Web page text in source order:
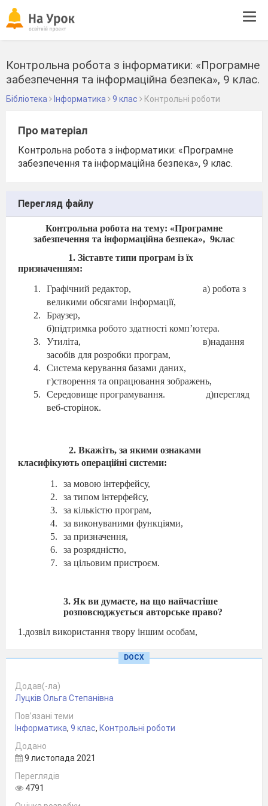
Контрольна робота з інформатики: «Програмне
забезпечення та інформаційна безпека», 9 клас.
Бібліотека Інформатика 9 клас Контрольні роботи
Про матеріал
Контрольна робота з інформатики: «Програмне
забезпечення та інформаційна безпека», 9 клас.
Перегляд файлу
Контрольна робота на тему: «Програмне
забезпечення та інформаційна безпека», 9клас
1. Зіставте типи програм із їх
призначенням:
Графічний редактор, а) робота з
великими обсягами інформації,
Браузер,
б)підтримка робото здатності комп’ютера.
Утиліта, в)надання
засобів для розробки програм,
Система керування базами даних,
г)створення та опрацювання зображень,
Середовище програмування. д)перегляд
веб-сторінок.
2. Вкажіть, за якими ознаками
класифікують операційні системи:
за мовою інтерфейсу,
за типом інтерфейсу,
за кількістю програм,
за виконуваними функціями,
за призначення,
за розрядністю,
за цільовим пристроєм.
3. Як ви думаєте, на що найчастіше
розповсюджується авторське право?
1.дозвіл використання твору іншим особам,
2. використання об’єкта інтелектуальної власності в
3. зазначення імені автора,
5. ознайомлення з об’єктом інтелектуальної власності.
6. оприлюднення твору,
7. збереження цілісності твору та заборона його зміни.
4. Назвіть основні характеристики інтелектуальної
власності.
DOCX
Додав(-ла)
Луцків Ольга Степанівна
Пов’язані теми
Інформатика, 9 клас, Контрольні роботи
Додано
9 листопада 2021
Переглядів
4791